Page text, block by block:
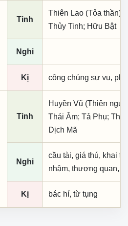
Tinh
Thiên Lao (Tỏa thần);
Thủy Tinh; Hữu Bật
Nghi
Kị công chúng sự vụ,
Tinh
Huyền Vũ (Thiên
Thái Âm; Tả Phụ;
Dịch Mã
Nghi
cầu tài, giá thú, khai
nhậm, thượng quan,
Kị bác hí, từ tụng